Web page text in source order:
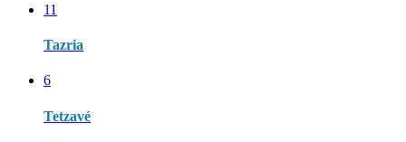
11
Tazria
6
Tetzavé